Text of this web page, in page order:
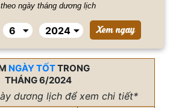
ngày tháng dương lịch
NGÀY TỐTTRONG
THÁNG 6/2024
dương lịch để xem chi tiết*